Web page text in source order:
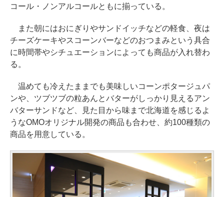
コール・ノンアルコールともに揃っている。
また朝にはおにぎりやサンドイッチなどの軽食、夜は
チーズケーキやスコーンバーなどのおつまみという具合
に時間帯やシチュエーションによっても商品が入れ替わ
る。
温めても冷えたままでも美味しいコーンポタージュパ
ンや、ツブツブの粒あんとバターがしっかり見えるアン
バターサンドなど、見た目から味まで北海道を感じるよ
うなOMOオリジナル開発の商品も合わせ、約100種類の
商品を用意している。